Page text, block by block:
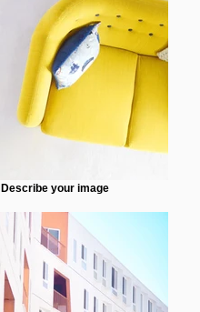
Describe your image